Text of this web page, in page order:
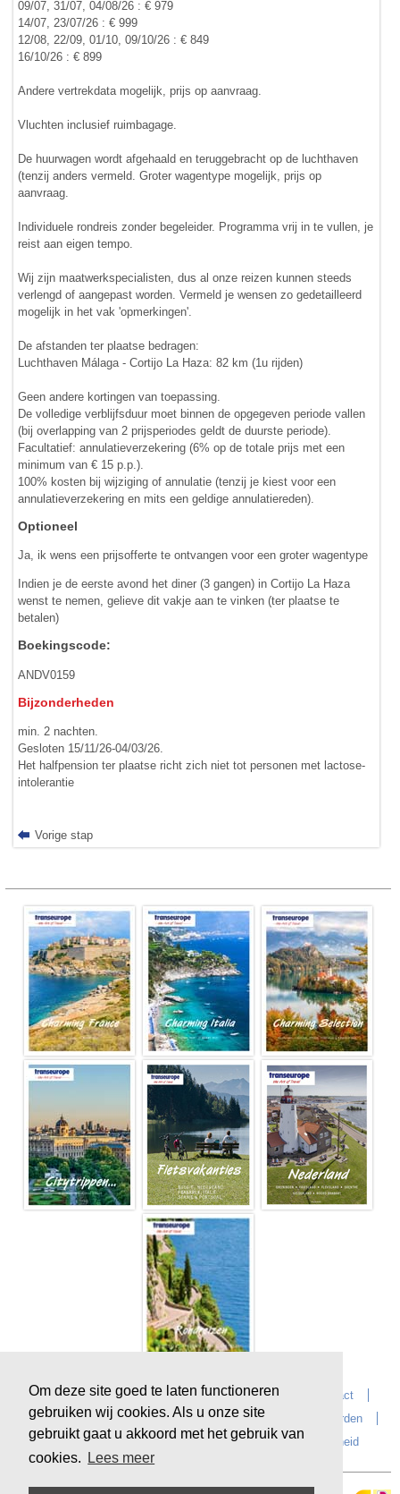
Om deze site goed te laten functioneren
gebruiken wij cookies. Als u onze site
gebruikt gaat u akkoord met het gebruik van
cookies.
Lees meer
09/07, 31/07, 04/08/26 : € 979
14/07, 23/07/26 : € 999
12/08, 22/09, 01/10, 09/10/26 : € 849
16/10/26 : € 899
Andere vertrekdata mogelijk, prijs op aanvraag.
Vluchten inclusief ruimbagage.
De huurwagen wordt afgehaald en teruggebracht op de luchthaven
(tenzij anders vermeld. Groter wagentype mogelijk, prijs op
aanvraag.
Individuele rondreis zonder begeleider. Programma vrij in te vullen, je
reist aan eigen tempo.
Wij zijn maatwerkspecialisten, dus al onze reizen kunnen steeds
verlengd of aangepast worden. Vermeld je wensen zo gedetailleerd
mogelijk in het vak 'opmerkingen'.
De afstanden ter plaatse bedragen:
Luchthaven Málaga - Cortijo La Haza: 82 km (1u rijden)
Geen andere kortingen van toepassing.
De volledige verblijfsduur moet binnen de opgegeven periode vallen
(bij overlapping van 2 prijsperiodes geldt de duurste periode).
Facultatief: annulatieverzekering (6% op de totale prijs met een
minimum van € 15 p.p.).
100% kosten bij wijziging of annulatie (tenzij je kiest voor een
annulatieverzekering en mits een geldige annulatiereden).
Optioneel
Ja, ik wens een prijsofferte te ontvangen voor een groter wagentype
Indien je de eerste avond het diner (3 gangen) in Cortijo La Haza
wenst te nemen, gelieve dit vakje aan te vinken (ter plaatse te
betalen)
Boekingscode:
ANDV0159
Bijzonderheden
min. 2 nachten.
Gesloten 15/11/26-04/03/26.
Het halfpension ter plaatse richt zich niet tot personen met lactose-
intolerantie
Vorige stap
Home Over Transeurope Vacatures
Contact
Vragen?
Reiskantoren Extras
Reisvoorwaarden
Reisverzekeringen
privacyverklaring Duurzaamheid